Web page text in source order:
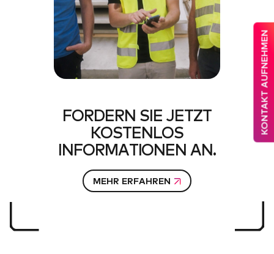
FORDERN SIE JETZT
KOSTENLOS
INFORMATIONEN AN.
MEHR ERFAHREN
KONTAKT AUFNEHMEN